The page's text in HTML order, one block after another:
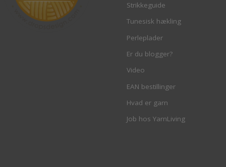
Strikkeguide
Tunesisk hækling
Perleplader
Er du blogger?
Video
EAN bestillinger
Hvad er garn
Job hos YarnLiving